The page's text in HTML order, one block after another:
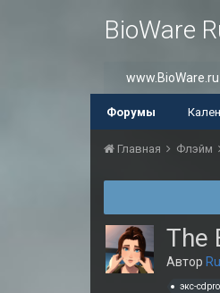
BioWare
www.BioWare.ru
Форумы
Главная Флэйм
The
Автор
экс-